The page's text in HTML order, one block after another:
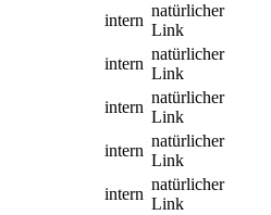
intern
natürlicher
Link
intern
natürlicher
Link
intern
natürlicher
Link
intern
natürlicher
Link
intern
natürlicher
Link